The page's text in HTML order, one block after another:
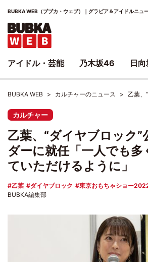
BUBKA WEB（ブブカ・ウェブ）｜グラビア＆アイドルニュ
BUBKA WEB カルチャーのニュース 乙葉、
カルチャー
乙葉、“ダイヤブロック”
ダーに就任「一人でも多
ていただけるように」
乙葉 ダイヤブロック
東京おもちゃショー
BUBKA編集部
アイドル・芸能 乃木坂46 日